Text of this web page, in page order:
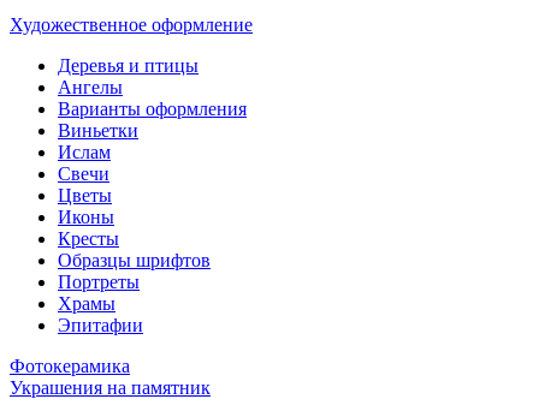
Художественное оформление
Деревья и птицы
Ангелы
Варианты оформления
Виньетки
Ислам
Свечи
Цветы
Иконы
Кресты
Образцы шрифтов
Портреты
Храмы
Эпитафии
Фотокерамика
Украшения на памятник